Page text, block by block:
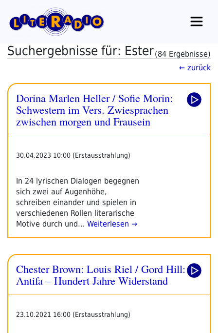
Inhalt
springen
Suchergebnisse für: Ester(84 Ergebnisse)
← zurück
Dorina Marlen Heller / Sofie Morin:
Schwestern im Vers. Zwiesprachen
zwischen morgen und Frausein
30.04.2023 10:00 (Erstausstrahlung)
In 24 lyrischen Dialogen begegnen
sich zwei auf Augenhöhe,
schreiben einander und spielen in
verschiedenen Rollen literarische
Motive durch und… Weiterlesen →
Chester Brown: Louis Riel / Gord Hill:
Antifa – Hundert Jahre Widerstand
23.10.2021 16:00 (Erstausstrahlung)